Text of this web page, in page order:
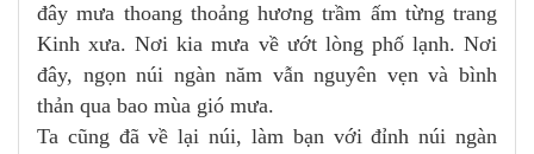
đây mưa thoang thoảng hương trầm ấm từng trang
Kinh xưa. Nơi kia mưa về ướt lòng phố lạnh. Nơi
đây, ngọn núi ngàn năm vẫn nguyên vẹn và bình
thản qua bao mùa gió mưa.
Ta cũng đã về lại núi, làm bạn với đỉnh núi ngàn